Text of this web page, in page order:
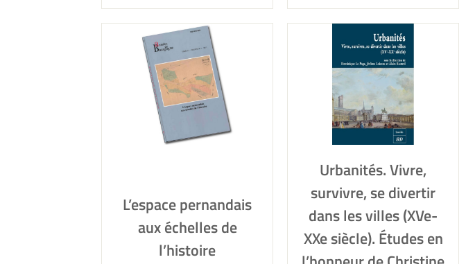
L’espace pernandais
aux échelles de
l’histoire
Urbanités. Vivre,
survivre, se divertir
dans les villes (XVe-
XXe siècle). Études en